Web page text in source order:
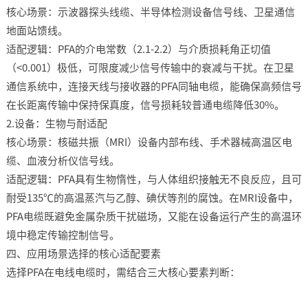
核心场景：示波器探头线缆、半导体检测设备信号线、卫星通信
地面站馈线。​
适配逻辑：PFA的介电常数（2.1-2.2）与介质损耗角正切值
（<0.001）极低，可限度减少信号传输中的衰减与干扰。在卫星
通信系统中，连接天线与接收器的PFA同轴电缆，能确保高频信号
在长距离传输中保持保真度，信号损耗较普通电缆降低30%。​
2.设备：生物与耐适配​
核心场景：核磁共振（MRI）设备内部布线、手术器械高温区电
缆、血液分析仪信号线。​
适配逻辑：PFA具有生物惰性，与人体组织接触无不良反应，且可
耐受135℃的高温蒸汽与乙醇、碘伏等剂的腐蚀。在MRI设备中，
PFA电缆既避免金属杂质干扰磁场，又能在设备运行产生的高温环
境中稳定传输控制信号。​
四、应用场景选择的核心适配要素​
选择PFA在电线电缆时，需结合三大核心要素判断：​